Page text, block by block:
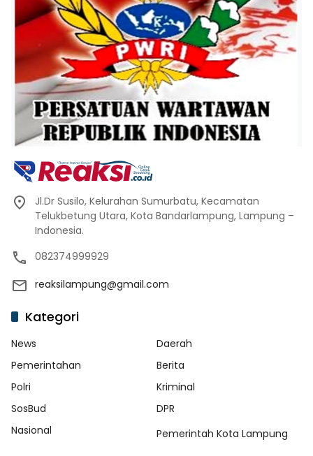
Jl.Dr Susilo, Kelurahan Sumurbatu, Kecamatan
Telukbetung Utara, Kota Bandarlampung, Lampung –
Indonesia.
082374999929
reaksilampung@gmail.com
Kategori
News
Daerah
Pemerintahan
Berita
Polri
Kriminal
SosBud
DPR
Nasional
Pemerintah Kota Lampung